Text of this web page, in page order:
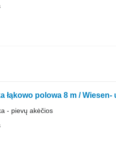
łąkowo polowa 8 m /
- pievų akėčios